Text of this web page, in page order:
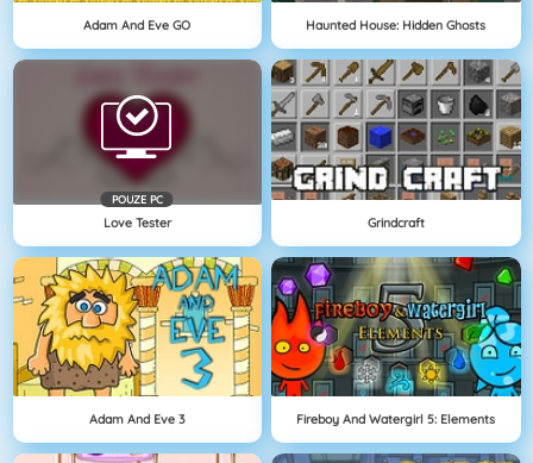
Adam And Eve GO Haunted House: Hidden Ghosts
POUZE PC
Love Tester Grindcraft
Adam And Eve 3 Fireboy And Watergirl 5: Elements